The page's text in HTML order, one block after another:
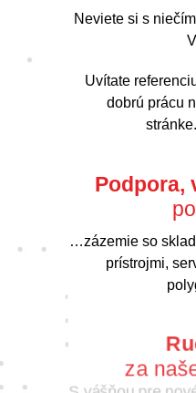
Neviete si s
Uvítate
dobrú prácu
Podpora,
…zázemie so
prístrojmi,
za